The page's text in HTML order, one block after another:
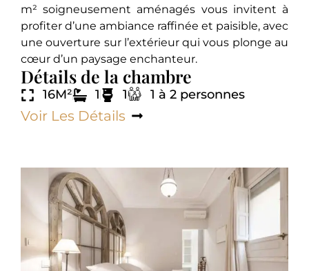
m² soigneusement aménagés vous invitent à
profiter d’une ambiance raffinée et paisible, avec
une ouverture sur l’extérieur qui vous plonge au
cœur d’un paysage enchanteur.
Détails de la chambre
16M² 1 1 1 à 2 personnes
Voir Les Détails